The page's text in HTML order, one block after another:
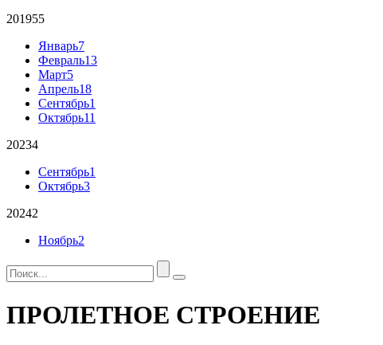
201955
Январь7
Февраль13
Март5
Апрель18
Сентябрь1
Октябрь11
20234
Сентябрь1
Октябрь3
20242
Ноябрь2
ПРОЛЕТНОЕ СТРОЕНИЕ